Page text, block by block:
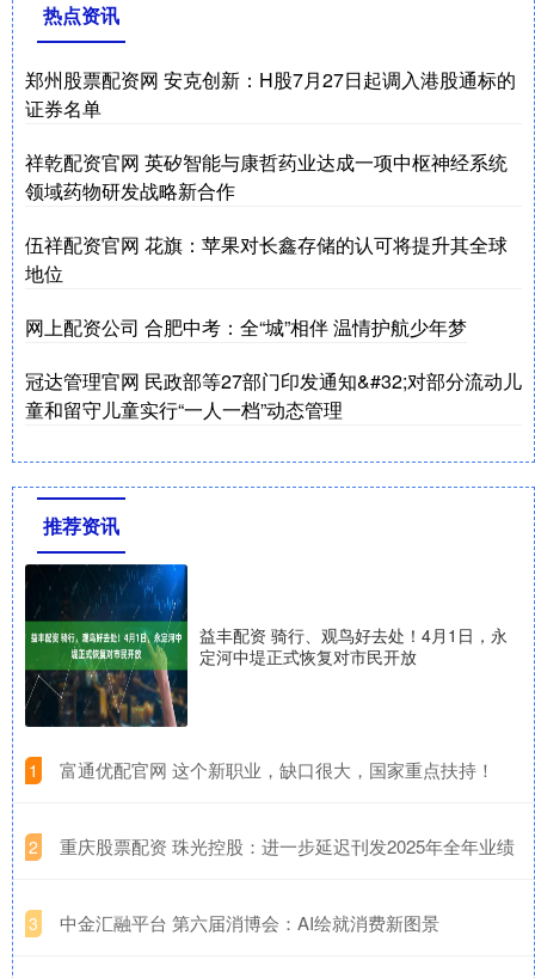
热点资讯
郑州股票配资网 安克创新：H股7月27日起调入港股通标的
证券名单
祥乾配资官网 英矽智能与康哲药业达成一项中枢神经系统
领域药物研发战略新合作
伍祥配资官网 花旗：苹果对长鑫存储的认可将提升其全球
地位
网上配资公司 合肥中考：全“城”相伴 温情护航少年梦
冠达管理官网 民政部等27部门印发通知&#32;对部分流动儿
童和留守儿童实行“一人一档”动态管理
推荐资讯
益丰配资 骑行、观鸟好去处！4月1日，永
定河中堤正式恢复对市民开放
1 ​富通优配官网 这个新职业，缺口很大，国家重点扶持！
2 ​重庆股票配资 珠光控股：进一步延迟刊发2025年全年业绩
3 ​中金汇融平台 第六届消博会：AI绘就消费新图景